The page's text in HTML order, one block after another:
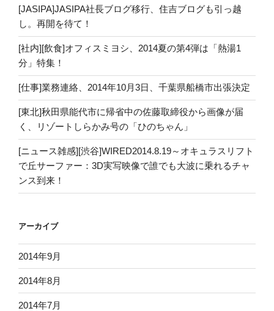
[JASIPA]JASIPA社長ブログ移行、住吉ブログも引っ越
し。再開を待て！
[社内][飲食]オフィスミヨシ、2014夏の第4弾は「熱湯1
分」特集！
[仕事]業務連絡、2014年10月3日、千葉県船橋市出張決定
[東北]秋田県能代市に帰省中の佐藤取締役から画像が届
く、リゾートしらかみ号の「ひのちゃん」
[ニュース雑感][渋谷]WIRED2014.8.19～オキュラスリフト
で丘サーファー：3D実写映像で誰でも大波に乗れるチャ
ンス到来！
アーカイブ
2014年9月
2014年8月
2014年7月